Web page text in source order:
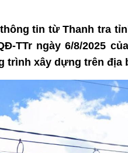
thông tin từ Thanh tra
TTr ngày 6/8/2025
trình xây dựng trên địa